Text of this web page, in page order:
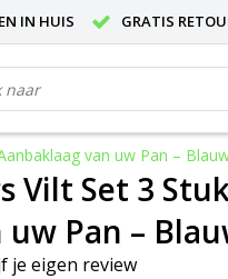
IN HUIS GRATIS
van uw Pan –
Vilt Set 3
Pan –
je eigen review